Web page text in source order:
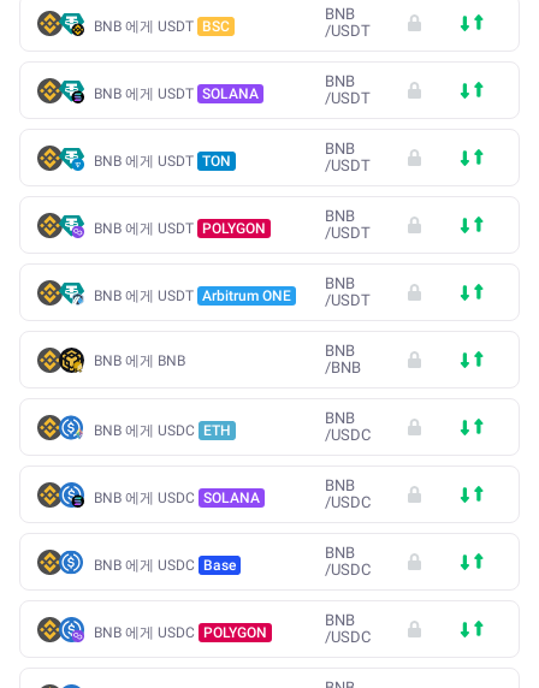
BNB 에게 USDT BSC
BNB
/USDT
BNB 에게 USDT SOLANA
BNB
/USDT
BNB 에게 USDT TON
BNB
/USDT
BNB 에게 USDT POLYGON
BNB
/USDT
BNB 에게 USDT Arbitrum ONE
BNB
/USDT
BNB 에게 BNB
BNB
/BNB
BNB 에게 USDC ETH
BNB
/USDC
BNB 에게 USDC SOLANA
BNB
/USDC
BNB 에게 USDC Base
BNB
/USDC
BNB 에게 USDC POLYGON
BNB
/USDC